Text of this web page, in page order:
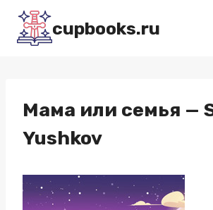
Перейти
содержимому
cupbooks.ru
Мама или семья —
Yushkov